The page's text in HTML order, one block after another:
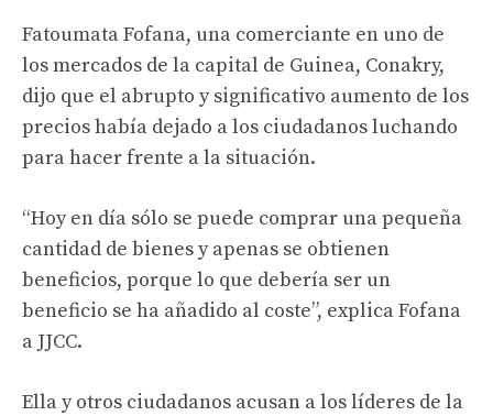
Fatoumata Fofana, una comerciante en uno de
los mercados de la capital de Guinea, Conakry,
dijo que el abrupto y significativo aumento de los
precios había dejado a los ciudadanos luchando
para hacer frente a la situación.
“Hoy en día sólo se puede comprar una pequeña
cantidad de bienes y apenas se obtienen
beneficios, porque lo que debería ser un
beneficio se ha añadido al coste”, explica Fofana
a JJCC.
Ella y otros ciudadanos acusan a los líderes de la